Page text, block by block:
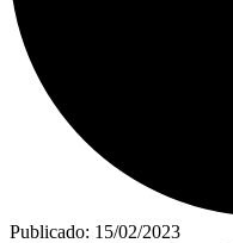
Publicado: 15/02/2023